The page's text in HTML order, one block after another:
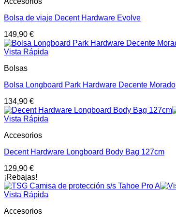
Bolsa de viaje Decent Hardware Evolve
149,90 €
Vista Rápida
Bolsas
Bolsa Longboard Park Hardware Decente Morado
134,90 €
Vista Rápida
Accesorios
Decent Hardware Longboard Body Bag 127cm
129,90 €
¡Rebajas!
Vista Rápida
Accesorios